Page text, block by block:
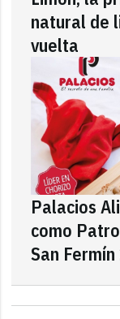
natural de
vuelta
Palacios
como
San